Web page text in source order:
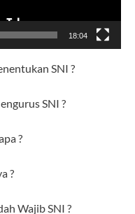
18:04
SNI ?
SNI ?
?
?
Wajib SNI ?